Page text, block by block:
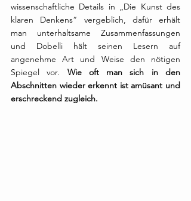
wissenschaftliche Details in „Die Kunst des
klaren Denkens“ vergeblich, dafür erhält
man unterhaltsame Zusammenfassungen
und Dobelli hält seinen Lesern auf
angenehme Art und Weise den nötigen
Spiegel vor. Wie oft man sich in den
Abschnitten wieder erkennt ist amüsant und
erschreckend zugleich. ⠀